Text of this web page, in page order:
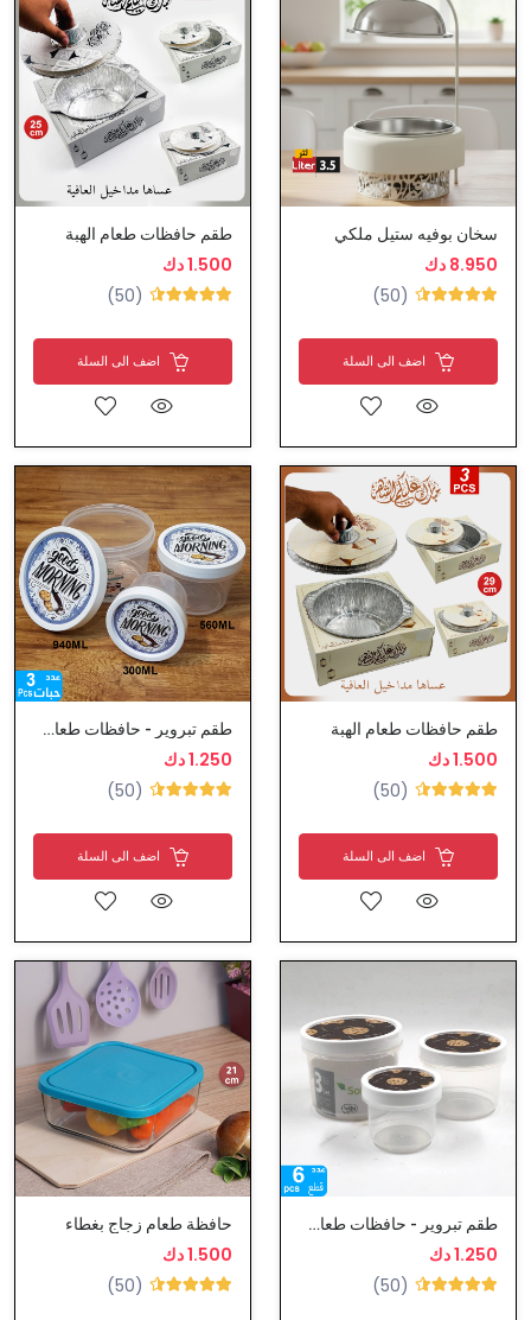
سخان بوفيه ستيل ملكي
8.950 دك
(50)
اضف الى السلة
طقم حافظات طعام الهبة
1.500 دك
(50)
اضف الى السلة
طقم حافظات طعام الهبة
1.500 دك
(50)
اضف الى السلة
طقم تبروير - حافظات طعام بلاستيك
1.250 دك
(50)
اضف الى السلة
طقم تبروير - حافظات طعام بلاستيك
1.250 دك
(50)
حافظة طعام زجاج بغطاء
1.500 دك
(50)